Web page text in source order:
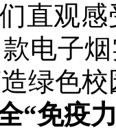
直观
电子
绿色
“免疫